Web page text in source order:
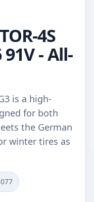
4S
91V - All-
is a high-
for both
the German
winter tires as